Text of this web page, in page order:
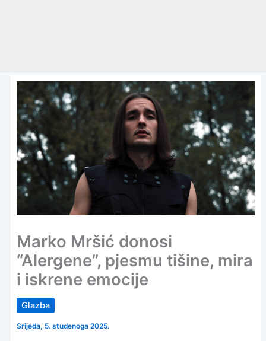
Marko Mršić donosi
“Alergene”, pjesmu tišine, mira
i iskrene emocije
Glazba
Srijeda, 5. studenoga 2025.